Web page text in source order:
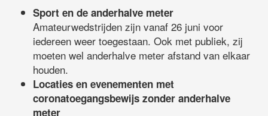
Sport en de anderhalve meter
Amateurwedstrijden zijn vanaf 26 juni voor
iedereen weer toegestaan. Ook met publiek, zij
moeten wel anderhalve meter afstand van elkaar
houden.
Locaties en evenementen met
coronatoegangsbewijs zonder anderhalve
meter